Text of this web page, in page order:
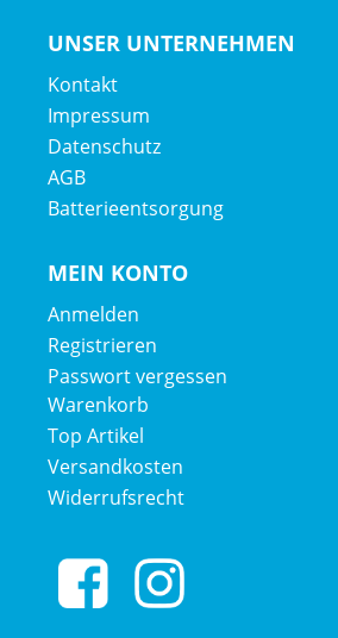
UNSER UNTERNEHMEN
Kontakt
Impressum
Datenschutz
AGB
Batterieentsorgung
MEIN KONTO
Anmelden
Registrieren
Passwort vergessen
Warenkorb
Top Artikel
Versandkosten
Widerrufsrecht